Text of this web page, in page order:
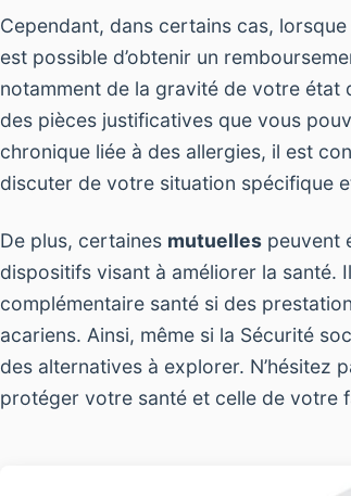
Cependant, dans certains cas,
est possible d’obtenir un
notamment de la gravité de votre état
des pièces justificatives que vous
chronique liée à des allergies, il est
discuter de votre situation spécifique
De plus, certaines mutuelles peuvent
dispositifs visant à améliorer la
complémentaire santé si des
acariens. Ainsi, même si la Sécurité
des alternatives à explorer. N’hésitez
protéger votre santé et celle de votre